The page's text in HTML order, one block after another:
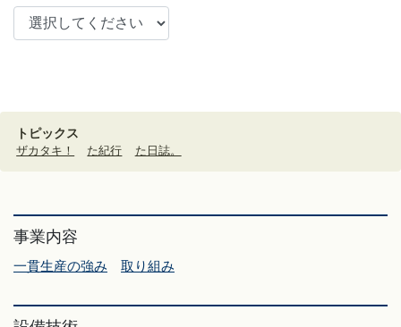
トピックス
ザカタキ！ た紀行 た日誌。
事業内容
一貫生産の強み 取り組み